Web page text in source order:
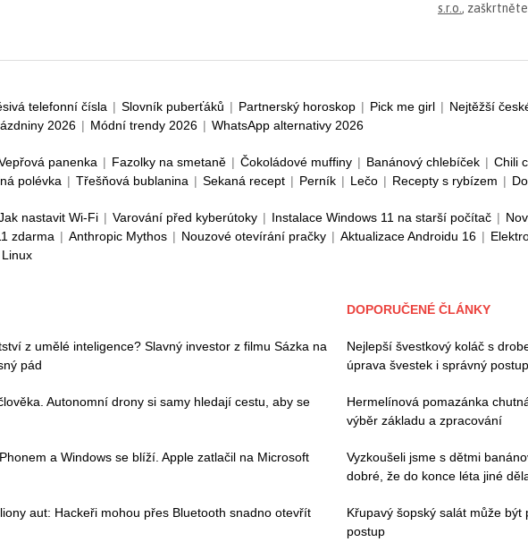
s.r.o. ,
telefonní čísla | Slovník puberťáků | Partnerský horoskop | Pick me girl | Nejtěžší
2026 | Módní trendy 2026 | WhatsApp alternativy 2026
panenka | Fazolky na smetaně | Čokoládové muffiny | Banánový chlebíček | Chili
polévka | Třešňová bublanina | Sekaná recept | Perník | Lečo | Recepty s rybízem |
nastavit Wi-Fi | Varování před kyberútoky | Instalace Windows 11 na starší počítač |
zdarma | Anthropic Mythos | Nouzové otevírání pračky | Aktualizace Androidu 16 |
z umělé inteligence? Slavný investor z filmu Sázka na
pád
Autonomní drony si samy hledají cestu, aby se
a Windows se blíží. Apple zatlačil na Microsoft
aut: Hackeři mohou přes Bluetooth snadno otevřít
DOPORUČENÉ ČLÁNKY
Nejlepší švestkový koláč s
úprava švestek i správný postup
Hermelínová pomazánka
výběr základu a zpracování
Vyzkoušeli jsme s dětmi
dobré, že do konce léta jiné
Křupavý šopský salát může
postup